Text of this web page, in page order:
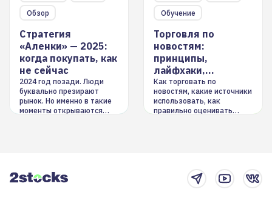
Обзор
Стратегия
«Аленки» — 2025:
когда покупать, как
не сейчас
2024 год позади. Люди
буквально презирают
рынок. Но именно в такие
моменты открываются
Обучение
Торговля по
новостям:
принципы,
лайфхаки,
инструменты
Как торговать по
новостям, какие источники
использовать, как
правильно оценивать